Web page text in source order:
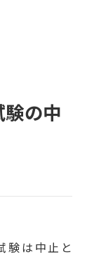
の中
験は中止と